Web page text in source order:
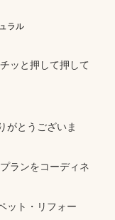
ラル
ッと押して押して
がとうございま
ランをコーディネ
ット・リフォー